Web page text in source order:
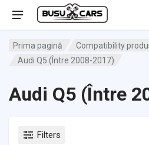
Prima pagină
Compatibility
Audi Q5 (Între 2008-2017)
Audi Q5 (Între
Filters